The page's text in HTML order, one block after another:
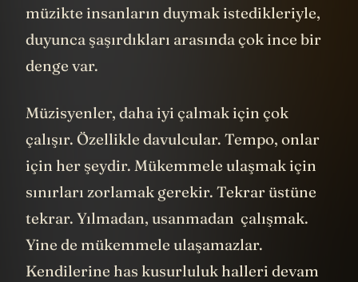
müzikte insanların duymak istedikleriyle,
duyunca şaşırdıkları arasında çok ince bir
denge var.
Müzisyenler, daha iyi çalmak için çok
çalışır. Özellikle davulcular. Tempo, onlar
için her şeydir. Mükemmele ulaşmak için
sınırları zorlamak gerekir. Tekrar üstüne
tekrar. Yılmadan, usanmadan çalışmak.
Yine de mükemmele ulaşamazlar.
Kendilerine has kusurluluk halleri devam